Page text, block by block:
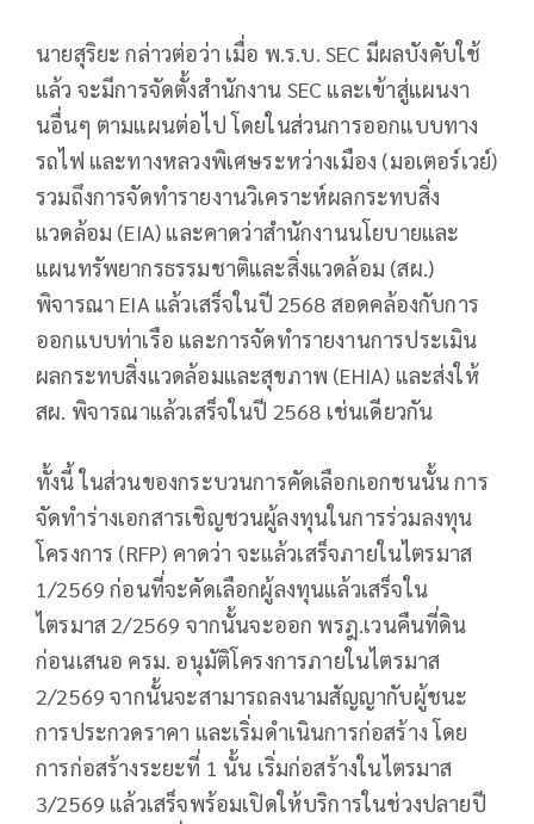
นายสุริยะ กล่าวต่อว่า เมื่อ พ.ร.บ. SEC มีผลบังคับใช้
แล้ว จะมีการจัดตั้งสำนักงาน SEC และเข้าสู่แผนงา
นอื่นๆ ตามแผนต่อไป โดยในส่วนการออกแบบทาง
รถไฟ และทางหลวงพิเศษระหว่างเมือง (มอเตอร์เวย์)
รวมถึงการจัดทำรายงานวิเคราะห์ผลกระทบสิ่ง
แวดล้อม (EIA) และคาดว่าสำนักงานนโยบายและ
แผนทรัพยากรธรรมชาติและสิ่งแวดล้อม (สผ.)
พิจารณา EIA แล้วเสร็จในปี 2568 สอดคล้องกับการ
ออกแบบท่าเรือ และการจัดทำรายงานการประเมิน
ผลกระทบสิ่งแวดล้อมและสุขภาพ (EHIA) และส่งให้
สผ. พิจารณาแล้วเสร็จในปี 2568 เช่นเดียวกัน
ทั้งนี้ ในส่วนของกระบวนการคัดเลือกเอกชนนั้น การ
จัดทำร่างเอกสารเชิญชวนผู้ลงทุนในการร่วมลงทุน
โครงการ (RFP) คาดว่า จะแล้วเสร็จภายในไตรมาส
1/2569 ก่อนที่จะคัดเลือกผู้ลงทุนแล้วเสร็จใน
ไตรมาส 2/2569 จากนั้นจะออก พรฎ.เวนคืนที่ดิน
ก่อนเสนอ ครม. อนุมัติโครงการภายในไตรมาส
2/2569 จากนั้นจะสามารถลงนามสัญญากับผู้ชนะ
การประกวดราคา และเริ่มดำเนินการก่อสร้าง โดย
การก่อสร้างระยะที่ 1 นั้น เริ่มก่อสร้างในไตรมาส
3/2569 แล้วเสร็จพร้อมเปิดให้บริการในช่วงปลายปี